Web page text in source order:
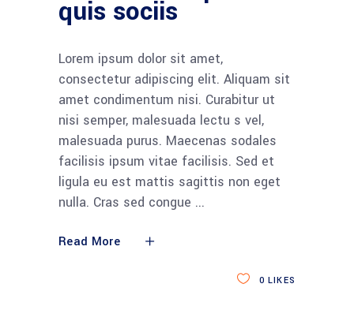
quis sociis
Lorem ipsum dolor sit amet,
consectetur adipiscing elit. Aliquam sit
amet condimentum nisi. Curabitur ut
nisi semper, malesuada lectu s vel,
malesuada purus. Maecenas sodales
facilisis ipsum vitae facilisis. Sed et
ligula eu est mattis sagittis non eget
nulla. Cras sed congue
Read More
0 LIKES